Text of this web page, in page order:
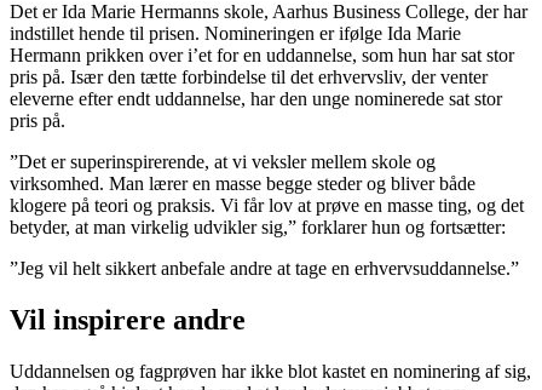
Det er Ida Marie Hermanns skole, Aarhus Business College, der har
indstillet hende til prisen. Nomineringen er ifølge Ida Marie
Hermann prikken over i’et for en uddannelse, som hun har sat stor
pris på. Især den tætte forbindelse til det erhvervsliv, der venter
eleverne efter endt uddannelse, har den unge nominerede sat stor
pris på.
”Det er superinspirerende, at vi veksler mellem skole og
virksomhed. Man lærer en masse begge steder og bliver både
klogere på teori og praksis. Vi får lov at prøve en masse ting, og det
betyder, at man virkelig udvikler sig,” forklarer hun og fortsætter:
”Jeg vil helt sikkert anbefale andre at tage en erhvervsuddannelse.”
Vil inspirere andre
Uddannelsen og fagprøven har ikke blot kastet en nominering af sig,